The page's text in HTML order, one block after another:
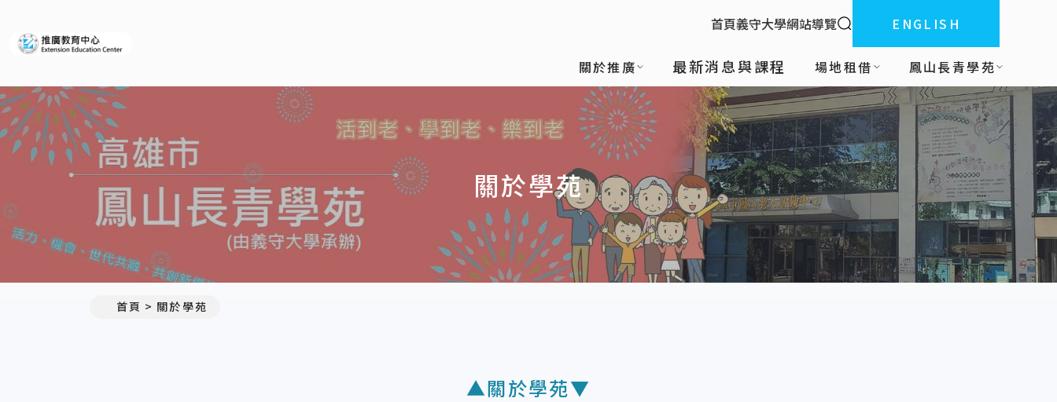
:::
首頁義守大學網站導覽 全站搜索ENGLISH
關於推廣 最新消息與課程 場地租借 鳳山長青學苑
關於學苑
首頁 關於學苑
▲關於學苑▼